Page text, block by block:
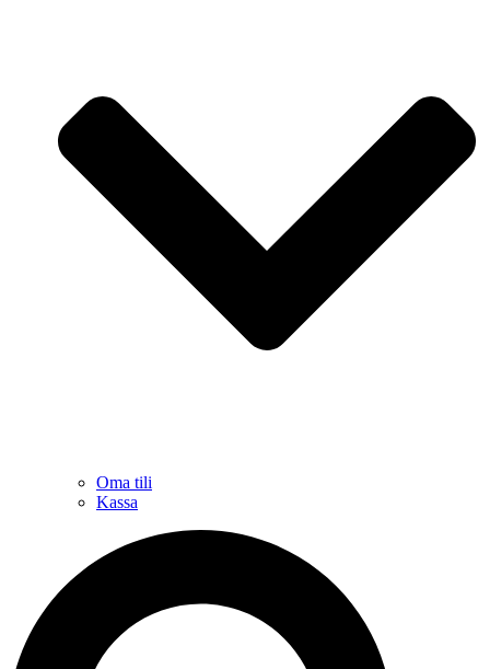
Oma tili
Kassa